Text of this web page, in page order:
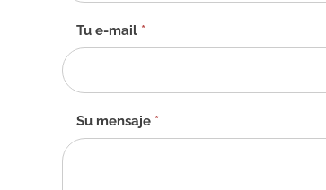
Tu e-mail *
Su mensaje *